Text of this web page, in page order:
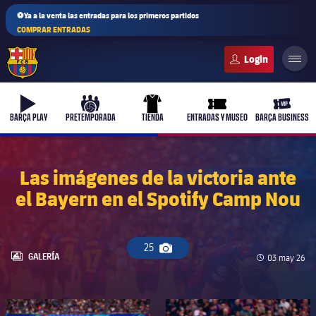
⚽Ya a la venta las entradas para los primeros partidos
COMPRAR ENTRADAS
b-play
BARÇA PLAY
culers-ball
PRETEMPORADA
uniform
TIENDA
ticket-full
ENTRADAS Y MUSEO
ticket-
BARÇA BUSINESS
PLUSICON
MÁS
Femenino
plusicon
más
Barça Atlètic
plusicon
más
Las imágenes de la victoria ante
el Bayern en el Spotify Camp Nou
25
Icono de cámara
LABEL.ARIA.GALLERY
GALERÍA Fecha de
03 may 26
FC Barcelona club badge FC Barcelona club badge